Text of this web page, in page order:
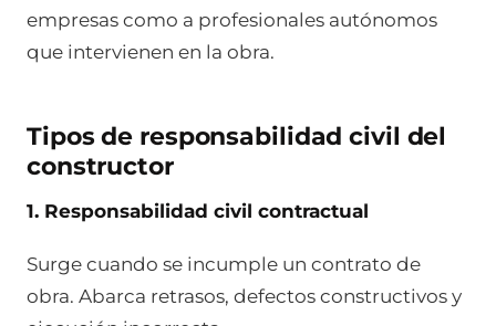
empresas como a profesionales autónomos
que intervienen en la obra.
Tipos de responsabilidad civil del
constructor
1. Responsabilidad civil contractual
Surge cuando se incumple un contrato de
obra. Abarca retrasos, defectos constructivos y